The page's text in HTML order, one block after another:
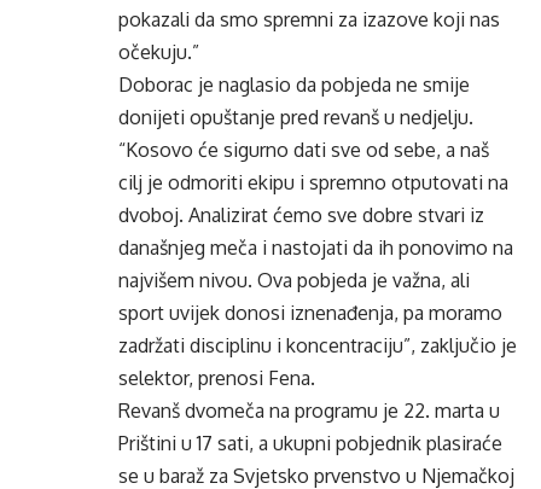
pokazali da smo spremni za izazove koji nas
očekuju.”
Doborac je naglasio da pobjeda ne smije
donijeti opuštanje pred revanš u nedjelju.
“Kosovo će sigurno dati sve od sebe, a naš
cilj je odmoriti ekipu i spremno otputovati na
dvoboj. Analizirat ćemo sve dobre stvari iz
današnjeg meča i nastojati da ih ponovimo na
najvišem nivou. Ova pobjeda je važna, ali
sport uvijek donosi iznenađenja, pa moramo
zadržati disciplinu i koncentraciju”, zaključio je
selektor, prenosi Fena.
Revanš dvomeča na programu je 22. marta u
Prištini u 17 sati, a ukupni pobjednik plasiraće
se u baraž za Svjetsko prvenstvo u Njemačkoj